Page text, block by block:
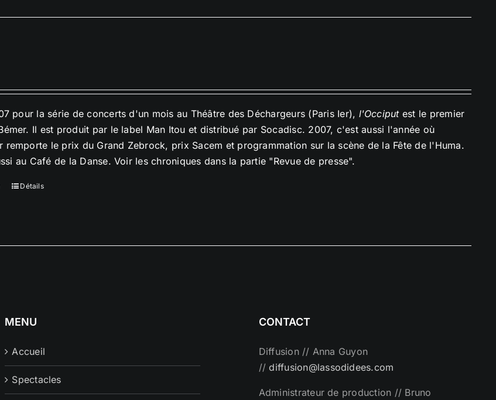
pour la série de concerts d'un mois au Théâtre des Déchargeurs (Paris Ier), l'Occiputest le premier
Il est produit par le label Man Itou et distribué par Socadisc. 2007, c'est aussi l'année où
remporte le prix du Grand Zebrock, prix Sacem et programmation sur la scène de la Fête de l'Huma.
au Café de la Danse. Voir les chroniques dans la partie "Revue de presse".
Détails
MENU
Accueil
Spectacles
CONTACT
Diffusion // Anna Guyon
//diffusion@lassodidees.com
Administrateur de production // Bruno